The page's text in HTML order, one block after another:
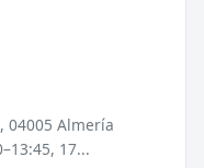
04005 Almería
17...